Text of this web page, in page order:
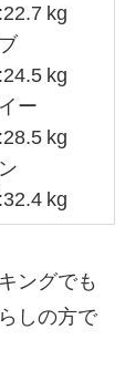
kg
kg
ー
kg
kg
ングでも
しの方で